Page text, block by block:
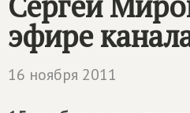
эфире
16 ноября 2011